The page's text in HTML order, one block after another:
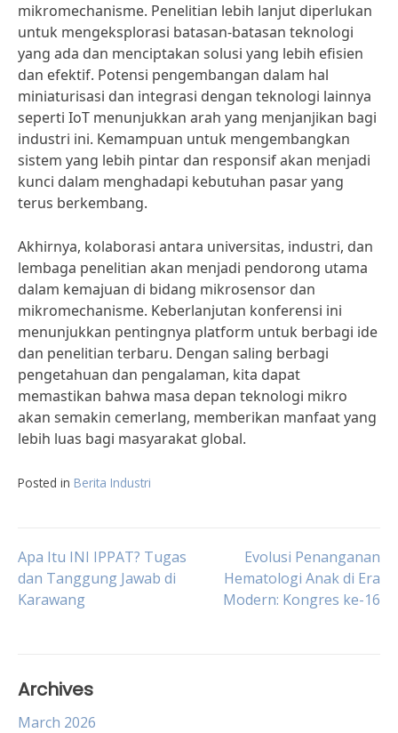
mikromechanisme. Penelitian lebih lanjut diperlukan
untuk mengeksplorasi batasan-batasan teknologi
yang ada dan menciptakan solusi yang lebih efisien
dan efektif. Potensi pengembangan dalam hal
miniaturisasi dan integrasi dengan teknologi lainnya
seperti IoT menunjukkan arah yang menjanjikan bagi
industri ini. Kemampuan untuk mengembangkan
sistem yang lebih pintar dan responsif akan menjadi
kunci dalam menghadapi kebutuhan pasar yang
terus berkembang.
Akhirnya, kolaborasi antara universitas, industri, dan
lembaga penelitian akan menjadi pendorong utama
dalam kemajuan di bidang mikrosensor dan
mikromechanisme. Keberlanjutan konferensi ini
menunjukkan pentingnya platform untuk berbagi ide
dan penelitian terbaru. Dengan saling berbagi
pengetahuan dan pengalaman, kita dapat
memastikan bahwa masa depan teknologi mikro
akan semakin cemerlang, memberikan manfaat yang
lebih luas bagi masyarakat global.
Posted in Berita Industri
Post
navigation
Apa Itu INI IPPAT? Tugas
dan Tanggung Jawab di
Karawang
Evolusi Penanganan
Hematologi Anak di Era
Modern: Kongres ke-16
Archives
March 2026